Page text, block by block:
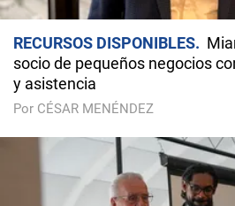
RECURSOS DISPONIBLES
socio de pequeños negocios
y asistencia
Por CÉSAR MENÉNDEZ